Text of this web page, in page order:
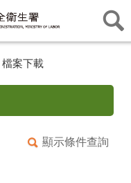
檔案下載
顯示條件查詢